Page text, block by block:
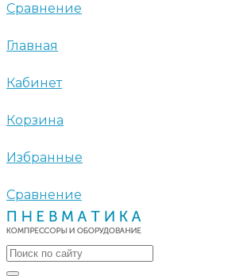
Сравнение
Главная
Кабинет
Корзина
Избранные
Сравнение